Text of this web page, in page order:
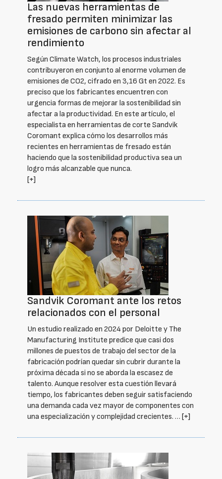
Las nuevas herramientas de
fresado permiten minimizar las
emisiones de carbono sin afectar al
rendimiento
Según Climate Watch, los procesos industriales
contribuyeron en conjunto al enorme volumen de
emisiones de CO2, cifrado en 3,16 Gt en 2022. Es
preciso que los fabricantes encuentren con
urgencia formas de mejorar la sostenibilidad sin
afectar a la productividad. En este artículo, el
especialista en herramientas de corte Sandvik
Coromant explica cómo los desarrollos más
recientes en herramientas de fresado están
haciendo que la sostenibilidad productiva sea un
logro más alcanzable que nunca.
[+]
Sandvik Coromant ante los retos
relacionados con el personal
Un estudio realizado en 2024 por Deloitte y The
Manufacturing Institute predice que casi dos
millones de puestos de trabajo del sector de la
fabricación podrían quedar sin cubrir durante la
próxima década si no se aborda la escasez de
talento. Aunque resolver esta cuestión llevará
tiempo, los fabricantes deben seguir satisfaciendo
una demanda cada vez mayor de componentes con
una especialización y complejidad crecientes. … [+]